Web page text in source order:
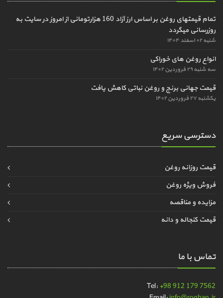
تمام قیمتهای روغن بر اساس ارز آزاد 160 هزارتومانی از امروز در سایت به
روزرسانی میگردد
شنبه ۰۲ اسفند ۱۴۰۴
انواع روغن های خوراکی
سه شنبه ۲۹ فروردین ۱۴۰۲
قیمت جهانی برنج و روغن نباتی کاهش یافت
یکشنبه ۲۷ فروردین ۱۴۰۲
دسترسی سریع
قیمت روزانه روغن
فروش ویژه روغن
مزایده و مناقصه
قیمت کنجاله و دانه
تماس با ما
Tel: +98 912 179 7562